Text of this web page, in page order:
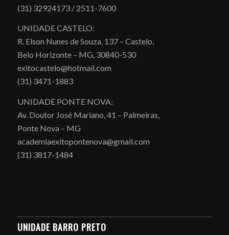
(31) 32924173 / 2511-7600
UNIDADE CASTELO:
R. Elson Nunes de Souza, 137 – Castelo,
Belo Horizonte – MG, 30840-530
exitocastelo@hotmail.com
(31) 3471-1883
UNIDADE PONTE NOVA:
Av. Doutor José Mariano, 41 – Palmeiras,
Ponte Nova – MG
academiaexitopontenova@gmail.com
(31) 3817-1484
UNIDADE BARRO PRETO